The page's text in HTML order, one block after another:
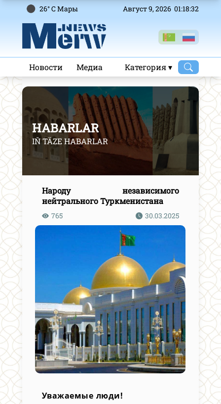
26° C Mары Август 9, 2026 01:18:33
Новости Медиа Категория ▾
HABARLAR
IŇ TÄZE HABARLAR
Народу независимого
нейтрального Туркменистана
765 30.03.2025
Уважаемые люди!